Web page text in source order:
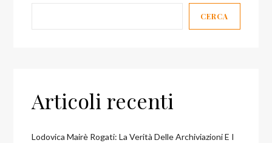
CERCA
Articoli recenti
Lodovica Mairè Rogati: La Verità Delle Archiviazioni E I